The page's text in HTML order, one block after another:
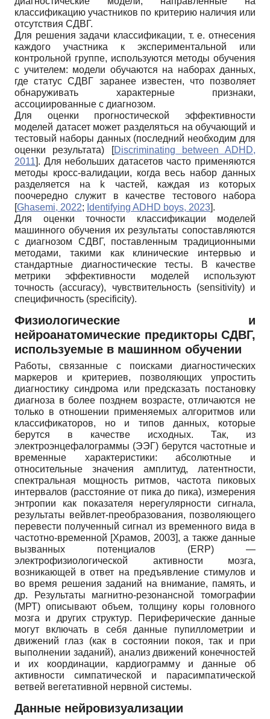
классификацию участников по критерию наличия или
отсутствия СДВГ.
Для решения задачи классификации, т. е. отнесения
каждого участника к экспериментальной или
контрольной группе, используются методы обучения
с учителем: модели обучаются на наборах данных,
где статус СДВГ заранее известен, что позволяет
обнаруживать характерные признаки,
ассоциированные с диагнозом.
Для оценки прогностической эффективности
моделей датасет может разделяться на обучающий и
тестовый наборы данных (последний необходим для
оценки результата)
[Discriminating between ADHD,
2011]. Для небольших датасетов часто применяются
методы кросс-валидации, когда весь набор данных
разделяется на k частей, каждая из которых
поочередно служит в качестве тестового набора
[Ghasemi, 2022; Identifying ADHD boys, 2023].
Для оценки точности классификации моделей
машинного обучения их результаты сопоставляются
с диагнозом СДВГ, поставленным традиционными
методами, такими как клинические интервью и
стандартные диагностические тесты. В качестве
метрики эффективности моделей используют
точность (accuracy), чувствительность (sensitivity) и
специфичность (specificity).
Физиологические и
нейроанатомические предикторы СДВГ,
используемые в машинном обучении
Работы, связанные с поисками диагностических
маркеров и критериев, позволяющих упростить
диагностику синдрома или предсказать постановку
диагноза в более позднем возрасте, отличаются не
только в отношении применяемых алгоритмов или
классификаторов, но и типов данных, которые
берутся в качестве исходных. Так, из
электроэнцефалограммы (ЭЭГ) берутся частотные и
временные характеристики: абсолютные и
относительные значения амплитуд, латентности,
спектральная мощность ритмов, частота пиковых
интервалов (расстояние от пика до пика), измерения
энтропии как показателя нерегулярности сигнала,
результаты вейвлет-преобразования, позволяющего
перевести полученный сигнал из временного вида в
частотно-временной [Храмов, 2003], а также данные
вызванных потенциалов (ERP) —
электрофизиологической активности мозга,
возникающей в ответ на предъявление стимулов и
во время решения заданий на внимание, память, и
др. Результаты магнитно-резонансной томографии
(МРТ) описывают объем, толщину коры головного
мозга и других структур. Периферические данные
могут включать в себя данные пупиллометрии и
движений глаз (как в состоянии покоя, так и при
выполнении заданий), анализ движений конечностей
и их координации, кардиограмму и данные об
активности симпатической и парасимпатической
ветвей вегетативной нервной системы.
Данные нейровизуализации